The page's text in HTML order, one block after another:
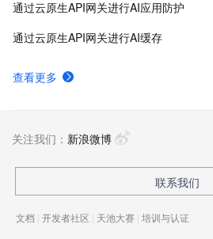
通过云原生API网关进行AI应用防护
通过云原生API网关进行AI缓存
查看更多
关注我们： 新浪微博
联系我们
文档 | 开发者社区 | 天池大赛 | 培训与认证